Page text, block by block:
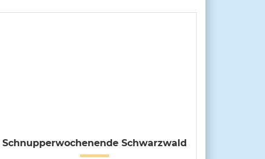
Schnupperwochenende Schwarzwald